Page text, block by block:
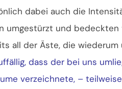
dabei auch die
umgestürzt und bedeckten
all der Äste, die
dass der bei uns
verzeichnete, –